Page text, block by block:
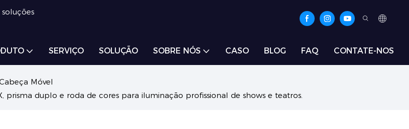
SERVIÇO SOLUÇÃO SOBRE NÓS CASO BLOG FAQ CONTATE-NOS
Móvel
duplo e roda de cores para iluminação profissional de shows e teatros.